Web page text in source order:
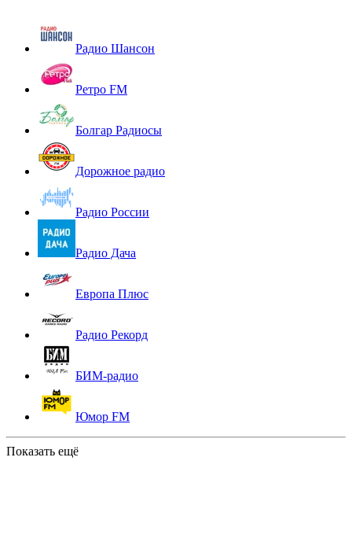
Радио Шансон
Ретро FM
Болгар Радиосы
Дорожное радио
Радио России
Радио Дача
Европа Плюс
Радио Рекорд
БИМ-радио
Юмор FM
Показать ещё